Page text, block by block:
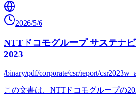
2026/5/6
NTTドコモグループ サステナ
2023
/binary/pdf/corporate/csr/report/
この文書は、NTTドコモグループの